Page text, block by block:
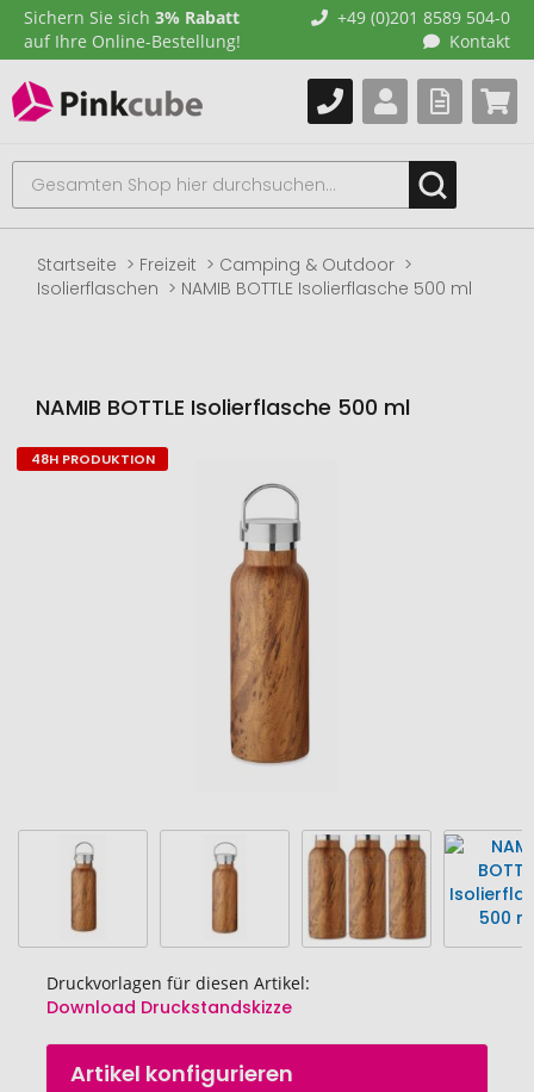
Sichern Sie sich 3% Rabatt
auf Ihre Online-Bestellung!
+49 (0)201 8589 504-0
Kontakt
Startseite Freizeit
Camping & Outdoor
Isolierflaschen
NAMIB BOTTLE Isolierflasche 500 ml
NAMIB BOTTLE Isolierflasche 500 ml
Zum
Druckvorlagen für diesen Artikel:
Download Druckstandskizze
Zum
Anfang
48H PRODUKTION
Artikel konfigurieren